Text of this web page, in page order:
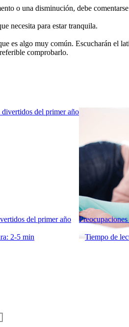
o una disminución, debe
necesita para estar tranquila.
es algo muy común. Escucharán el
comprobarlo.
del primer año
2-5 min Tiempo de